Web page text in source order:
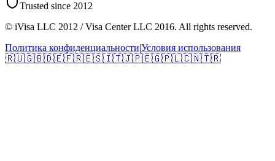
Trusted since 2012
© iVisa LLC 2012 / Visa Center LLC 2016. All rights reserved.
Политика конфиденциальности|Условия использования
🇷🇺🇬🇧🇩🇪🇫🇷🇪🇸🇮🇹🇯🇵🇪🇬🇵🇱🇨🇳🇹🇷